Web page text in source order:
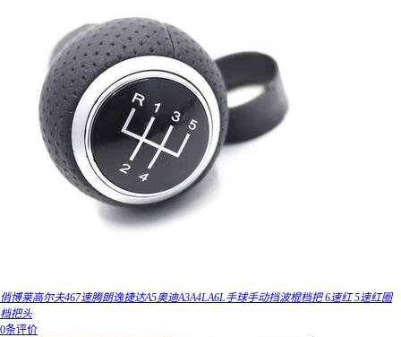
俏博莱高尔夫467速腾朗逸捷达A5奥迪A3A4LA6L手球手动挡波棍档把 6速红 5速红圈
档把头
0条评价